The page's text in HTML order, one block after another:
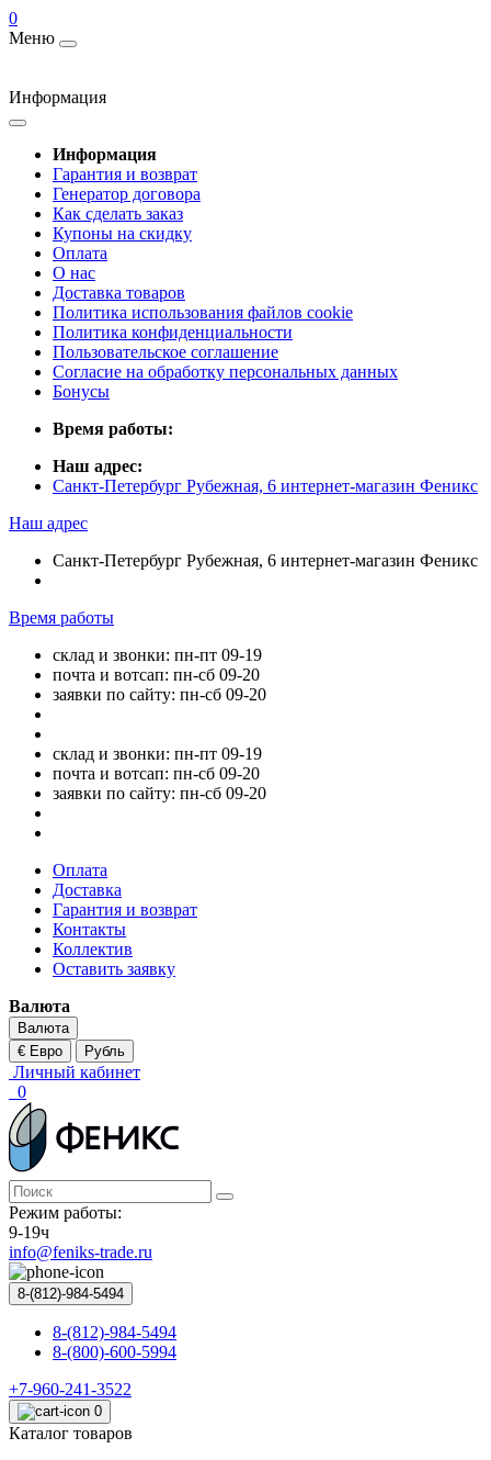
0
Меню
Информация
Информация
Гарантия и возврат
Генератор договора
Как сделать заказ
Купоны на скидку
Оплата
О нас
Доставка товаров
Политика использования файлов cookie
Политика конфиденциальности
Пользовательское соглашение
Согласие на обработку персональных данных
Бонусы
Время работы:
Наш адрес:
Санкт-Петербург Рубежная, 6 интернет-магазин Феникс
Наш адрес
Санкт-Петербург Рубежная, 6 интернет-магазин Феникс
Время работы
склад и звонки: пн-пт 09-19
почта и вотсап: пн-сб 09-20
заявки по сайту: пн-сб 09-20
склад и звонки: пн-пт 09-19
почта и вотсап: пн-сб 09-20
заявки по сайту: пн-сб 09-20
Оплата
Доставка
Гарантия и возврат
Контакты
Коллектив
Оставить заявку
Валюта
Валюта
€ Евро
Рубль
Личный кабинет
0
Режим работы:
9-19ч
info@feniks-trade.ru
8-(812)-984-5494
8-(812)-984-5494
8-(800)-600-5994
+7-960-241-3522
0
Каталог товаров